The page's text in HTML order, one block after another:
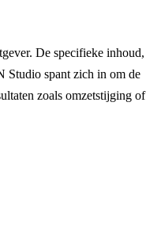
De specifieke inhoud,
Studio spant zich in om de
zoals omzetstijging of